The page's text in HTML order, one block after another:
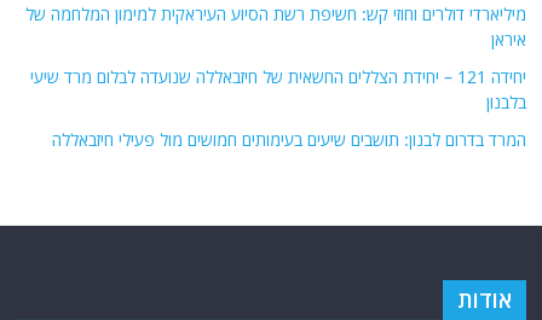
מיליארדי דולרים וחוזי קש: חשיפת רשת הסיוע העיראקית למימון המלחמה של
איראן
יחידה 121 – יחידת הצללים החשאית של חיזבאללה שנועדה לבלום מרד שיעי
בלבנון
המרד בדרום לבנון: תושבים שיעים בעימותים חמושים מול פעילי חיזבאללה
אודות